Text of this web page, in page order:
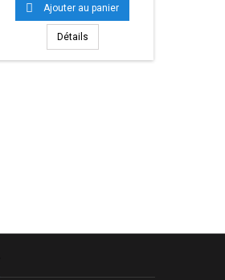
 Ajouter au panier
Détails